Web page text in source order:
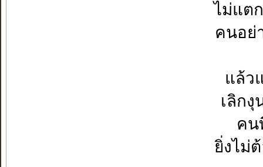
ไม่แต
คนอย่
แล้ว
เลิกงุ
คน
ยิ่งไม่